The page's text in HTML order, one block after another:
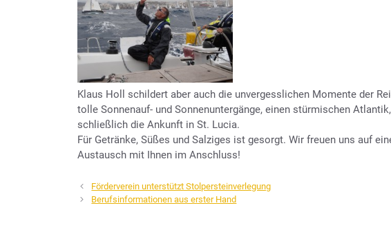
Klaus Holl schildert aber auch die unvergesslichen Momente der
tolle Sonnenauf- und Sonnenuntergänge, einen stürmischen
schließlich die Ankunft in St. Lucia.
Für Getränke, Süßes und Salziges ist gesorgt. Wir freuen uns auf
Austausch mit Ihnen im Anschluss!
Förderverein unterstützt Stolpersteinverlegung
Berufsinformationen aus erster Hand